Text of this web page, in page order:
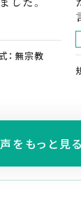
：無宗教
をもっと見る